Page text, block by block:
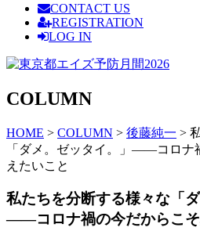
CONTACT US
REGISTRATION
LOG IN
COLUMN
HOME > COLUMN > 後藤純一 >
「ダメ。ゼッタイ。」——コロナ
えたいこと
私たちを分断する様々な「
——コロナ禍の今だからこそ